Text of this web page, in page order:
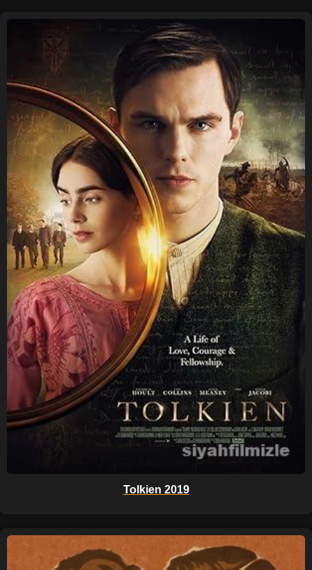
Tolkien 2019